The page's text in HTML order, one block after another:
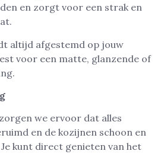
en zorgt voor een strak en
altijd afgestemd op jouw
voor een matte, glanzende of
we ervoor dat alles
en de kozijnen schoon en
kunt direct genieten van het